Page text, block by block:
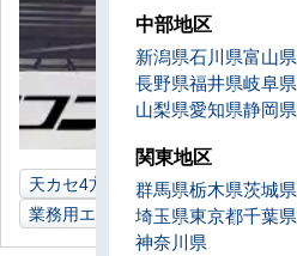
天カセ4方向 4馬力 金属加工工場
業務用エアコン
中部地区
新潟県石川県富山県
長野県福井県岐阜県
山梨県愛知県静岡県
関東地区
群馬県栃木県茨城県
埼玉県東京都千葉県
神奈川県